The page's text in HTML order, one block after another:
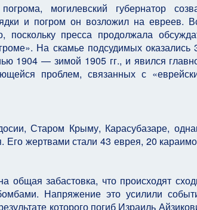
могилевский губернатор
и погром он возложил на евреев.
пресса продолжала
На скамье подсудимых оказались
1904 — зимой 1905 гг., и явился
проблем, связанных с
Старом Крыму, Карасубазаре,
жертвами стали 43 еврея, 20
общая забастовка, что происходят
Напряжение это усилили
которого погиб Израиль